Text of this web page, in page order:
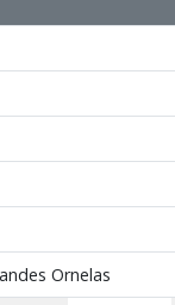
Ornelas